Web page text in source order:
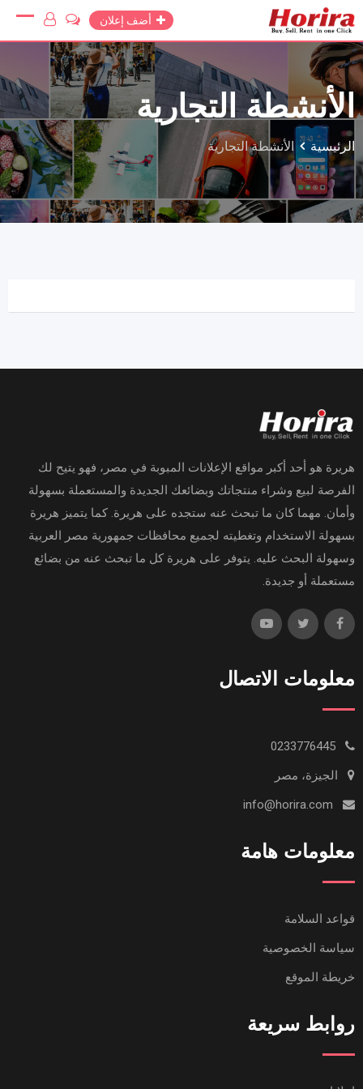
أضف إعلان
الأنشطة التجارية
الرئيسية الأنشطة التجارية
هريرة هو أحد أكبر مواقع الإعلانات المبوبة في مصر، فهو يتيح لك
الفرصة لبيع وشراء منتجاتك وبضائعك الجديدة والمستعملة بسهولة
وأمان. مهما كان ما تبحث عنه ستجده على هريرة. كما يتميز هريرة
بسهولة الاستخدام وتغطيته لجميع محافظات جمهورية مصر العربية
وسهولة البحث عليه. يتوفر على هريرة كل ما تبحث عنه من بضائع
مستعملة أو جديدة.
معلومات الاتصال
الجيزة، مصر
معلومات هامة
قواعد السلامة
سياسة الخصوصية
خريطة الموقع
روابط سريعة